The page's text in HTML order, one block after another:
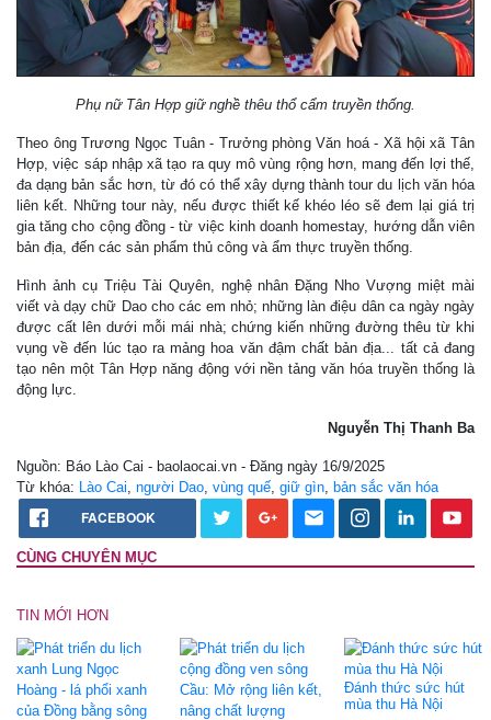
Phụ nữ Tân Hợp giữ nghề thêu thổ cẩm truyền thống.
Theo ông Trương Ngọc Tuân - Trưởng phòng Văn hoá - Xã hội xã Tân
Hợp, việc sáp nhập xã tạo ra quy mô vùng rộng hơn, mang đến lợi thế,
đa dạng bản sắc hơn, từ đó có thể xây dựng thành tour du lịch văn hóa
liên kết. Những tour này, nếu được thiết kế khéo léo sẽ đem lại giá trị
gia tăng cho cộng đồng - từ việc kinh doanh homestay, hướng dẫn viên
bản địa, đến các sản phẩm thủ công và ẩm thực truyền thống.
Hình ảnh cụ Triệu Tài Quyên, nghệ nhân Đặng Nho Vượng miệt mài
viết và dạy chữ Dao cho các em nhỏ; những làn điệu dân ca ngày ngày
được cất lên dưới mỗi mái nhà; chứng kiến những đường thêu từ khi
vụng về đến lúc tạo ra mảng hoa văn đậm chất bản địa... tất cả đang
tạo nên một Tân Hợp năng động với nền tảng văn hóa truyền thống là
động lực.
Nguyễn Thị Thanh Ba
Nguồn: Báo Lào Cai - baolaocai.vn - Đăng ngày 16/9/2025
Từ khóa: Lào Cai, người Dao, vùng quế, giữ gìn, bản sắc văn hóa
FACEBOOK
CÙNG CHUYÊN MỤC
TIN MỚI HƠN
Đánh thức sức hút
mùa thu Hà Nội